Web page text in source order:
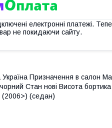
електронні платежі.
не покидаючи сайту.
Призначення в салон
Стан нові Висота
(2006>) (седан)